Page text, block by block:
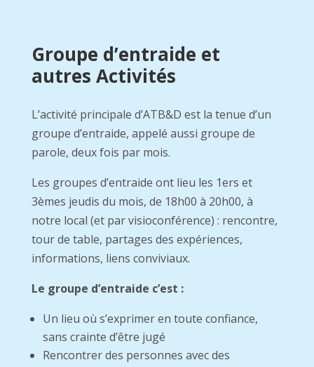
Groupe d’entraide et
autres Activités
L’activité principale d’ATB&D est la tenue d’un
groupe d’entraide, appelé aussi groupe de
parole, deux fois par mois.
Les groupes d’entraide ont lieu les 1ers et
3èmes jeudis du mois, de 18h00 à 20h00, à
notre local (et par visioconférence) : rencontre,
tour de table, partages des expériences,
informations, liens conviviaux.
Le groupe d’entraide c’est :
Un lieu où s’exprimer en toute confiance,
sans crainte d’être jugé
Rencontrer des personnes avec des